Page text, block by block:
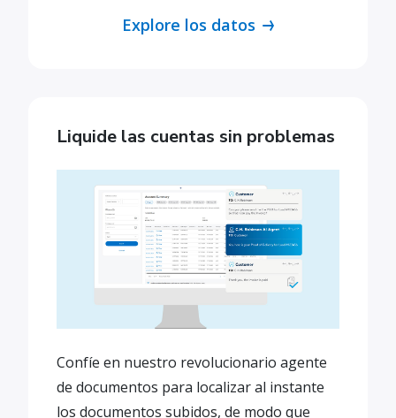
Explore los datos
Liquide las cuentas sin problemas
Confíe en nuestro revolucionario agente
de documentos para localizar al instante
los documentos subidos, de modo que